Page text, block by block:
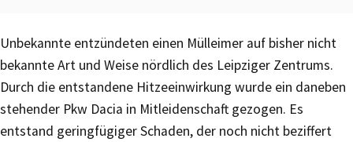
Unbekannte entzündeten einen Mülleimer auf bisher nicht
bekannte Art und Weise nördlich des Leipziger Zentrums.
Durch die entstandene Hitzeeinwirkung wurde ein daneben
stehender Pkw Dacia in Mitleidenschaft gezogen. Es
entstand geringfügiger Schaden, der noch nicht beziffert